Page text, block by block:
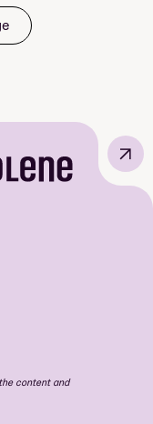
content and
↗